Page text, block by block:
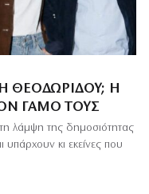
ΘΕΟΔΩΡΊΔΟΥ; Η
ΓΆΜΟ ΤΟΥΣ
λάμψη της δημοσιότητας
κι εκείνες που